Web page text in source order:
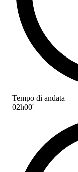
Tempo di andata
02h00'